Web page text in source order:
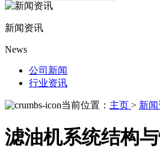
新闻资讯
News
公司新闻
行业资讯
当前位置： 主页 > 新
滤油机系统结构